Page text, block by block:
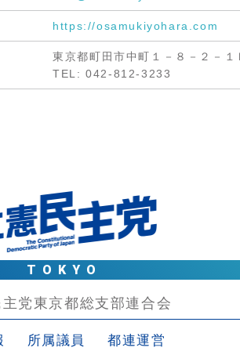
https://osamukiyohara.com
東京都町田市中町１－８－２－１
TEL: 042-812-3233
TOKYO
党東京都総支部連合会
所属議員
都連運営